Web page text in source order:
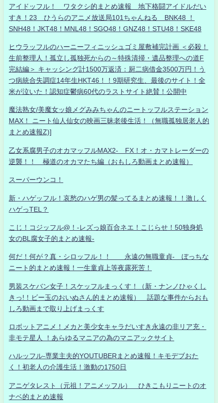
アイドッフル！ ワタクシ的まとめ速報 地下格闘アイドルだい
すき！23 ひうらのアニメ放送局101ちゃんねる BNK48 ！
SNH48！JKT48！MNL48！SGO48！GNZ48！STU48！SKE48
ヒウラッフルのハーニーフィニッシュゴミ屋敷補完計画 ＜必殺！
生前整理人！孤立し孤独死からの～特殊清掃・遺品整理への道F
完結編＞ キャッシング計1500万返済：厨二病借金3500万円！う
つ病統合失調症14年生HKT46！！9期研究生、最後のサイト！全
米が泣いた！認知症鬱病60代のラストサイト絶賛！公開中
魔法熟女/美魔女ッ娘メグみみちゃんのニートッフルステーション
MAX！ ニート仙人仙女の映画三昧老後生活！（無職孤独居老人的
まとめ速報Z)]
乙女系腐男子のオカマッフルMAX2- FX！オ・カマトレーダーの
逆襲！！ 極道のオカマたち編（おもしろ動画まとめ速報）
スーパーウンコ！
新・ハゲッフル！哀愁のハゲ男の髪ってるまとめ速報！！激しく
ハゲっTEL？
こじ！コジッフル@！-レズっ娘百合ネエ！こじらせ！50独身処
女のBL腐女子的まとめ速報-
何だ！何が？真・シロッフル！！ 永遠の無職童貞- ぼっちな
ニート的まとめ速報！一生童貞上等夜露死苦！
男装スケバン女子！スケッフルまっくす！（新・ナンノひゃくし
きっ!！ビー玉のおいぬさん的まとめ速報） 話題な事件からおも
しろ動画まで取り上げまっくす
ロボットアニメ！メカと美少女キャラだいすき永遠の非リア充・
非モテ星人 ！あらゆるマニアの為のマニアックサイト
ハルッフル-専業主夫的YOUTUBERまとめ速報！キモデブおた
く！初老人の介護生活！激動の1750日
アニゲタレスト（元祖！アニメッフル） ひきこもりニートのオ
ナベ的まとめ速報